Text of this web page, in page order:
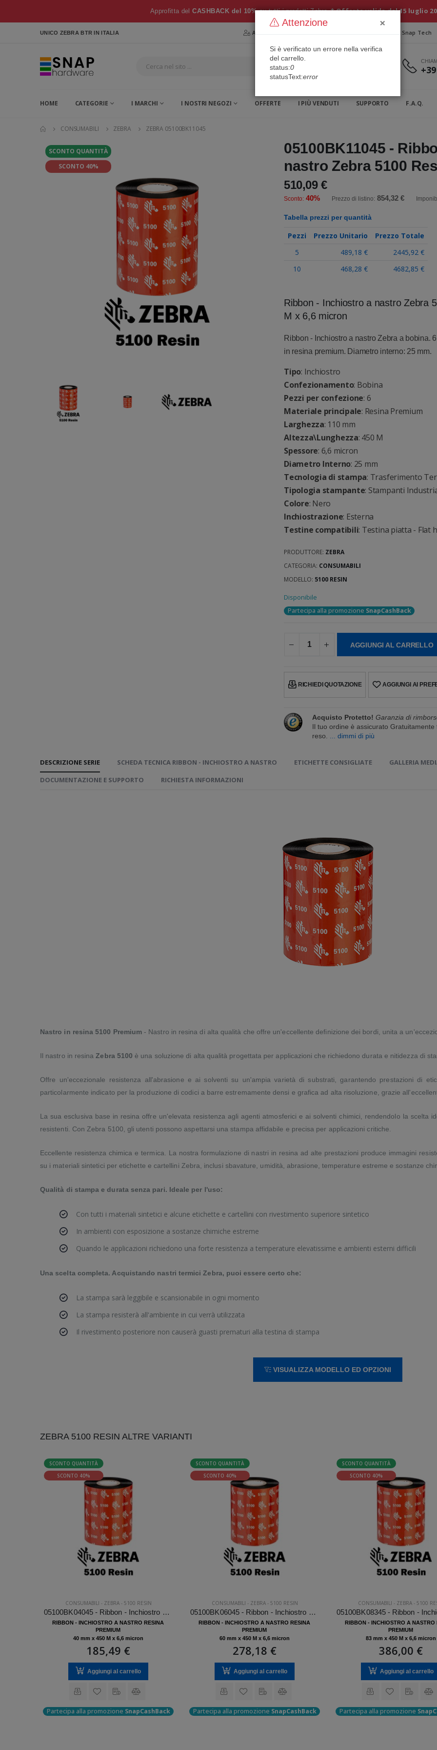
Approfitta del CASHBACK del 10%su tutti i prodotti Zebra * Offerta valida dal 15 luglio
UNICO ZEBRA BTRIN ITALIA Area Riservata Snap Tech
HOME CATEGORIE I MARCHI I NOSTRI NEGOZI OFFERTE I PIÙ VENDUTI SUPPORTO F.A.Q.
CONSUMABILI ZEBRA ZEBRA 05100BK11045
SCONTO QUANTITÀ
SCONTO 40%
05100BK11045 -
nastro Zebra 5100
510,09 €
Sconto: 40% Prezzo di listino: 854,32 €
Tabella prezzi per quantità
Pezzi Prezzo Unitario
Prezzo Totale
5
489,18 €
2445,92 €
10
468,28 € 4682,85 €
Ribbon - Inchiostro a nastro Zebra
M x 6,6 micron
Ribbon - Inchiostro a nastro Zebra a bobina.
in resina premium. Diametro interno: 25 mm.
Tipo: Inchiostro
Confezionamento: Bobina
Pezzi per confezione: 6
Materiale principale: Resina Premium
Larghezza: 110 mm
Altezza\Lunghezza: 450 M
Spessore: 6,6 micron
Diametro Interno: 25 mm
Tecnologia di stampa: Trasferimento
Tipologia stampante: Stampanti
Colore: Nero
Inchiostrazione: Esterna
Testine compatibili: Testina piatta - Flat
PRODUTTORE: ZEBRA
CATEGORIA: CONSUMABILI
MODELLO: 5100 RESIN
Disponibile
Partecipa alla promozione SnapCashBack
AGGIUNGI AL CARRELLO
RICHIEDI QUOTAZIONE AGGIUNGI AI
Acquisto Protetto! Garanzia di
Il tuo ordine è assicurato
reso.
... dimmi di più
DESCRIZIONE SERIE SCHEDA TECNICA RIBBON - INCHIOSTRO A NASTRO ETICHETTE CONSIGLIATE
GALLERIA
DOCUMENTAZIONE E SUPPORTO
RICHIESTA INFORMAZIONI
Nastro in resina 5100 Premium - Nastro in resina di alta qualità che offre un'eccellente definizione dei bordi, unita a
Il nastro in resinaZebra 5100 è una soluzione di alta qualità progettata per applicazioni che richiedono durata e nitidezza di
Offre un'eccezionale resistenza all'abrasione e ai solventi su un'ampia varietà di substrati, garantendo prestazioni di
particolarmente indicato per la produzione di codici a barre estremamente densi e grafica ad alta risoluzione, grazie
La sua esclusiva base in resina offre un'elevata resistenza agli agenti atmosferici e ai solventi chimici, rendendolo la scelta
resistenti. Con Zebra 5100, gli utenti possono aspettarsi una stampa affidabile e precisa per applicazioni critiche.
Eccellente resistenza chimica e termica. La nostra formulazione di nastri in resina ad alte prestazioni produce immagini
su i materiali sintetici per etichette e cartellini Zebra, inclusi sbavature, umidità, abrasione, temperature estreme e sostanze
Qualità di stampa e durata senza pari. Ideale per l'uso:
Con tutti i materiali sintetici e alcune etichette e cartellini con rivestimento superiore sintetico
In ambienti con esposizione a sostanze chimiche estreme
Quando le applicazioni richiedono una forte resistenza a temperature elevatissime e ambienti esterni difficili
Una scelta completa. Acquistando nastri termici Zebra, puoi essere certo che:
La stampa sarà leggibile e scansionabile in ogni momento
La stampa resisterà all'ambiente in cui verrà utilizzata
Il rivestimento posteriore non causerà guasti prematuri alla testina di stampa
VISUALIZZA MODELLO ED OPZIONI
ZEBRA 5100 RESIN ALTRE VARIANTI
SCONTO QUANTITÀ
SCONTO 40%
CONSUMABILI - ZEBRA- 5100 RESIN
05100BK04045 - Ribbon - Inchiostro a nastro Zebra 5100 Resin
RIBBON - INCHIOSTRO A NASTRO RESINA
PREMIUM
40 mm x 450 M x 6,6 micron
185,49 €
Aggiungi al carrello
Partecipa alla promozione SnapCashBack
SCONTO QUANTITÀ
SCONTO 40%
CONSUMABILI - ZEBRA- 5100 RESIN
05100BK06045 - Ribbon - Inchiostro a nastro Zebra 5100 Resin
RIBBON - INCHIOSTRO A NASTRO RESINA
PREMIUM
60 mm x 450 M x 6,6 micron
278,18 €
Aggiungi al carrello
Partecipa alla promozione SnapCashBack
SCONTO QUANTITÀ
SCONTO 40%
CONSUMABILI - ZEBRA- 5100
RIBBON - INCHIOSTRO A NASTRO
PREMIUM
83 mm x 450 M x 6,6 micron
386,00 €
Aggiungi al carrello
Partecipa alla promozione
Attenzione ×
Si è verificato un errore nella verifica
del carrello.
status:0
statusText:error